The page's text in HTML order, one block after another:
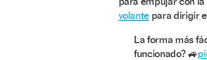
volante para dirigir
La forma más
funcionado? 🚙